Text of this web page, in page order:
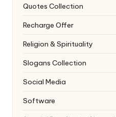
Quotes Collection
Recharge Offer
Religion & Spirituality
Slogans Collection
Social Media
Software